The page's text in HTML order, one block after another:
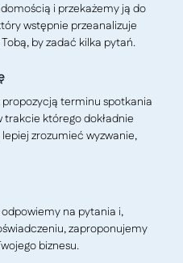
i przekażemy ją do
wstępnie przeanalizuje
by zadać kilka pytań.
terminu spotkania
trakcie którego dokładnie
zrozumieć wyzwanie,
na pytania i,
zaproponujemy
biznesu.